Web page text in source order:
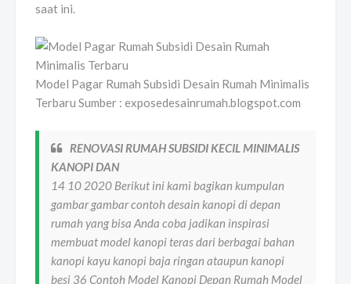
saat ini.
Model Pagar Rumah Subsidi Desain Rumah Minimalis
Terbaru Sumber : exposedesainrumah.blogspot.com
RENOVASI RUMAH SUBSIDI KECIL MINIMALIS
KANOPI DAN
14 10 2020 Berikut ini kami bagikan kumpulan
gambar gambar contoh desain kanopi di depan
rumah yang bisa Anda coba jadikan inspirasi
membuat model kanopi teras dari berbagai bahan
kanopi kayu kanopi baja ringan ataupun kanopi
besi 36 Contoh Model Kanopi Depan Rumah Model